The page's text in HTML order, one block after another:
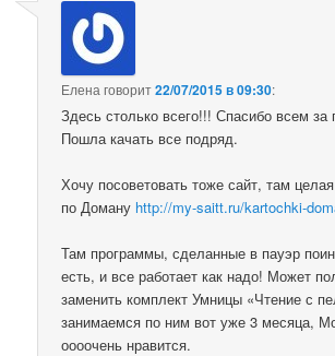
Елена говорит22/07/2015 в 09:30:
Здесь столько всего!!! Спасибо всем за
Пошла качать все подряд.
Хочу посоветовать тоже сайт, там
по Доману http://my-saitt.ru/kartochki-
Там программы, сделанные в пауэр
есть, и все работает как надо! Может
заменить комплект Умницы «Чтение с
занимаемся по ним вот уже 3 месяца,
оооочень нравится.